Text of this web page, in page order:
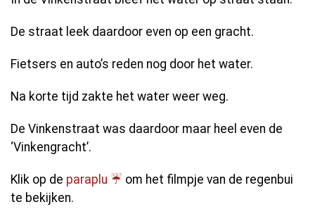
De straat leek daardoor even op een gracht.
Fietsers en auto’s reden nog door het water.
Na korte tijd zakte het water weer weg.
De Vinkenstraat was daardoor maar heel even de
‘Vinkengracht’.
Klik op de paraplu ☔️ om het filmpje van de regenbui
te bekijken.